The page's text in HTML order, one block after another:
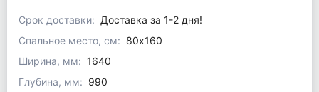
Срок доставки: Доставка за 1-2 дня!
Спальное место, см: 80x160
Ширина, мм: 1640
Глубина, мм: 990